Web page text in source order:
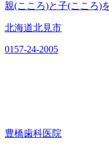
親(こころ)と子(こころ)
北海道北見市
0157-24-2005
豊橋歯科医院